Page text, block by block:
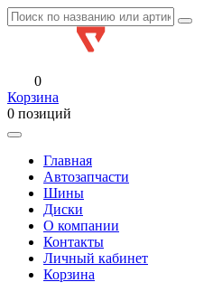
0
Корзина
0 позиций
Главная
Автозапчасти
Шины
Диски
О компании
Контакты
Личный кабинет
Корзина